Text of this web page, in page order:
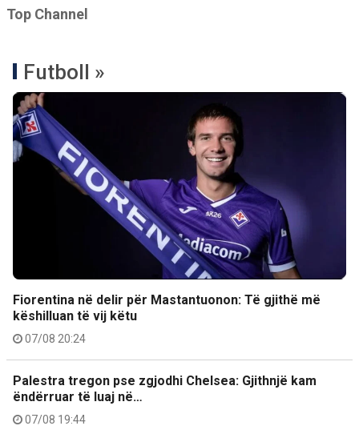
Top Channel
Futboll »
Fiorentina në delir për Mastantuonon: Të gjithë më
këshilluan të vij këtu
07/08 20:24
Palestra tregon pse zgjodhi Chelsea: Gjithnjë kam
ëndërruar të luaj në…
07/08 19:44